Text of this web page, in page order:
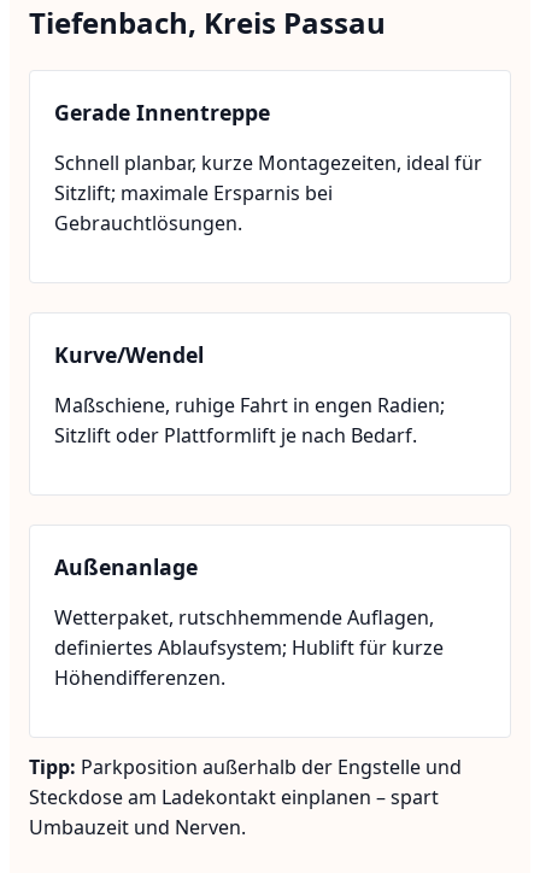
Tiefenbach, Kreis Passau
Gerade Innentreppe
Schnell planbar, kurze Montagezeiten, ideal für
Sitzlift; maximale Ersparnis bei
Gebrauchtlösungen.
Kurve/Wendel
Maßschiene, ruhige Fahrt in engen Radien;
Sitzlift oder Plattformlift je nach Bedarf.
Außenanlage
Wetterpaket, rutschhemmende Auflagen,
definiertes Ablaufsystem; Hublift für kurze
Höhendifferenzen.
Tipp: Parkposition außerhalb der Engstelle und
Steckdose am Ladekontakt einplanen – spart
Umbauzeit und Nerven.